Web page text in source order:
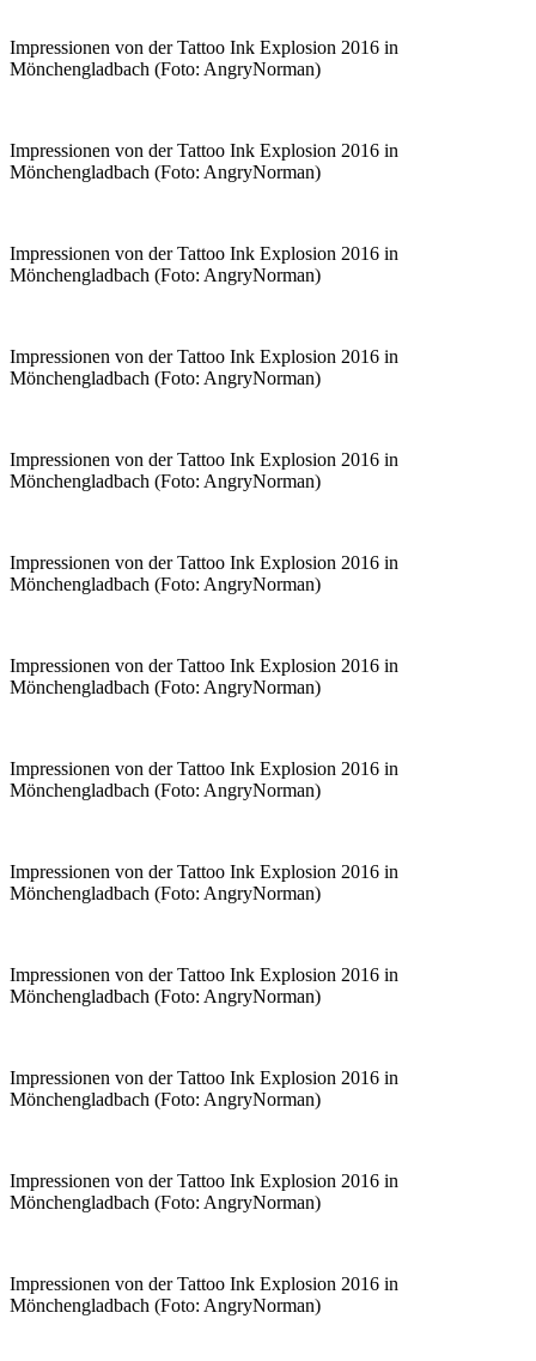
Impressionen von der Tattoo Ink Explosion 2016 in
Mönchengladbach (Foto: AngryNorman)
Impressionen von der Tattoo Ink Explosion 2016 in
Mönchengladbach (Foto: AngryNorman)
Impressionen von der Tattoo Ink Explosion 2016 in
Mönchengladbach (Foto: AngryNorman)
Impressionen von der Tattoo Ink Explosion 2016 in
Mönchengladbach (Foto: AngryNorman)
Impressionen von der Tattoo Ink Explosion 2016 in
Mönchengladbach (Foto: AngryNorman)
Impressionen von der Tattoo Ink Explosion 2016 in
Mönchengladbach (Foto: AngryNorman)
Impressionen von der Tattoo Ink Explosion 2016 in
Mönchengladbach (Foto: AngryNorman)
Impressionen von der Tattoo Ink Explosion 2016 in
Mönchengladbach (Foto: AngryNorman)
Impressionen von der Tattoo Ink Explosion 2016 in
Mönchengladbach (Foto: AngryNorman)
Impressionen von der Tattoo Ink Explosion 2016 in
Mönchengladbach (Foto: AngryNorman)
Impressionen von der Tattoo Ink Explosion 2016 in
Mönchengladbach (Foto: AngryNorman)
Impressionen von der Tattoo Ink Explosion 2016 in
Mönchengladbach (Foto: AngryNorman)
Impressionen von der Tattoo Ink Explosion 2016 in
Mönchengladbach (Foto: AngryNorman)